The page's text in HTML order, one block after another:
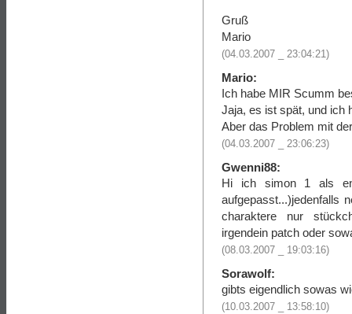
Gruß
Mario
(04.03.2007 _ 23:04:21)
Mario:
Ich habe MIR Scumm
Jaja, es ist spät, und ich
Aber das Problem mit
(04.03.2007 _ 23:06:23)
Gwenni88:
Hi ich simon 1 als
aufgepasst...)jedenfalls
charaktere nur
irgendein patch oder
(08.03.2007 _ 19:03:16)
Sorawolf:
gibts eigendlich sowas
(10.03.2007 _ 13:58:10)